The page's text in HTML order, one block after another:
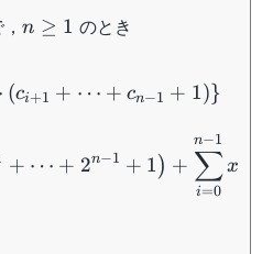
，n
n ≥ 1 のとき
⋅ (ci+1 + ⋯ + cn−1 + 1)}
+ ⋯ + 2n−1 + 1) +
i=0
∑
n−1
x